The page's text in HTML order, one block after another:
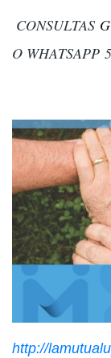
CONSULTAS
O WHATSAPP
http://